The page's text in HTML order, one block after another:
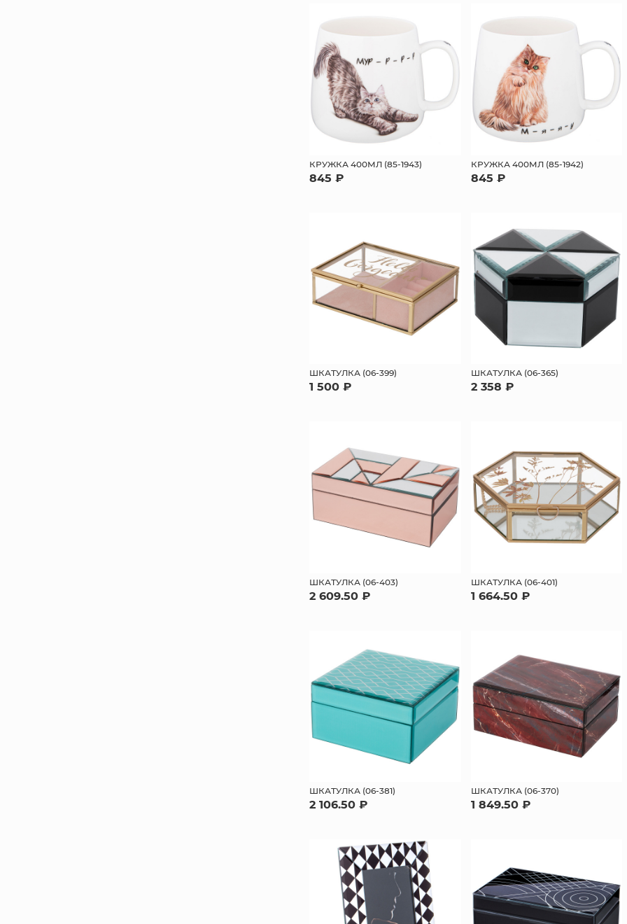
КРУЖКА 400МЛ (85-1943)
845 ₽
КРУЖКА 400МЛ (85-1942)
845 ₽
ШКАТУЛКА (06-399)
1 500 ₽
ШКАТУЛКА (06-365)
2 358 ₽
ШКАТУЛКА (06-403)
2 609.50 ₽
ШКАТУЛКА (06-401)
1 664.50 ₽
ШКАТУЛКА (06-381)
2 106.50 ₽
ШКАТУЛКА (06-370)
1 849.50 ₽